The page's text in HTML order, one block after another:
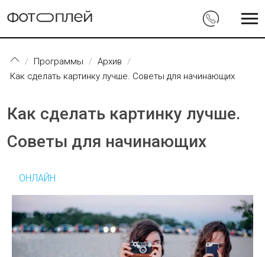
Программы
Архив
Как сделать картинку лучше. Советы для начинающих
Как сделать картинку лучше.
Советы для начинающих
ОНЛАЙН